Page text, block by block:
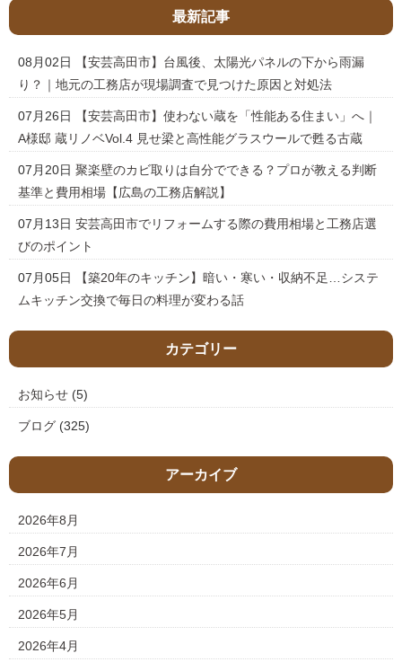
最新記事
08月02日
【安芸高田市】台風後、太陽光パネルの下から雨漏
り？｜地元の工務店が現場調査で見つけた原因と対処法
07月26日
【安芸高田市】使わない蔵を「性能ある住まい」へ｜
A様邸 蔵リノベVol.4 見せ梁と高性能グラスウールで甦る古蔵
07月20日 聚楽壁のカビ取りは自分でできる？プロが教える判断
基準と費用相場【広島の工務店解説】
07月13日 安芸高田市でリフォームする際の費用相場と工務店選
びのポイント
07月05日
【築20年のキッチン】暗い・寒い・収納不足…システ
ムキッチン交換で毎日の料理が変わる話
カテゴリー
お知らせ (5)
ブログ (325)
アーカイブ
2026年8月
2026年7月
2026年6月
2026年5月
2026年4月